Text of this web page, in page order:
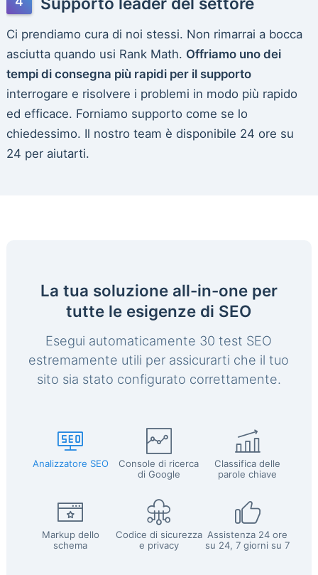
Ci prendiamo cura di noi stessi. Non rimarrai a bocca
asciutta quando usi Rank Math. Offriamo uno dei
tempi di consegna più rapidi per il supporto
interrogare e risolvere i problemi in modo più rapido
ed efficace. Forniamo supporto come se lo
chiedessimo. Il nostro team è disponibile 24 ore su
24 per aiutarti.
La tua soluzione all-in-one per
tutte le esigenze di SEO
Esegui automaticamente 30 test SEO
estremamente utili per assicurarti che il tuo
sito sia stato configurato correttamente.
Analizzatore SEO
Console di ricerca
di Google
Classifica delle
parole chiave
Markup dello
schema
Codice di sicurezza
e privacy
Assistenza 24 ore
su 24, 7 giorni su 7